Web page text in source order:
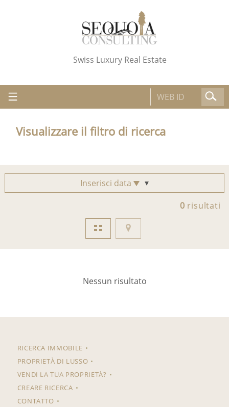
Swiss Luxury Real Estate
Visualizzare il filtro di ricerca
Inserisci data
0 risultati
Nessun risultato
RICERCA IMMOBILE
PROPRIETÀ DI LUSSO
VENDI LA TUA PROPRIETÀ?
CREARE RICERCA
CONTATTO